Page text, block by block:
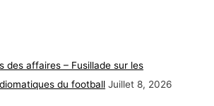
des affaires – Fusillade sur les
du football Juillet 8, 2026